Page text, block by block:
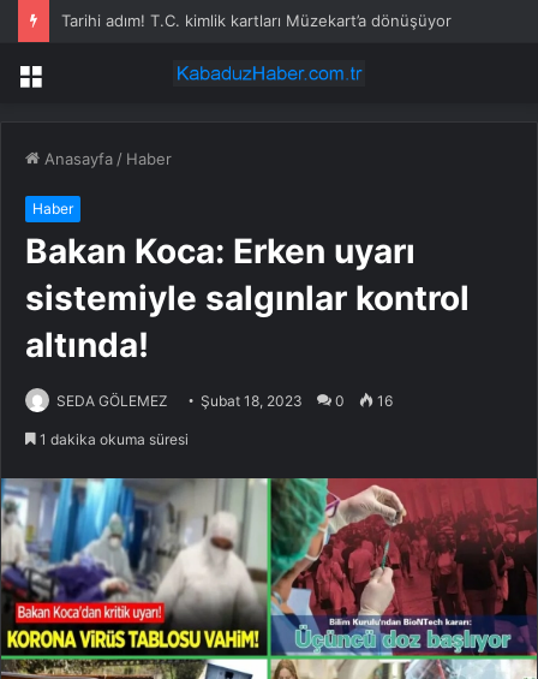
Parayı veren yeşil pasaportu alacak
Menü
Anasayfa / Haber
Haber
Bakan Koca: Erken uyarı
sistemiyle salgınlar kontrol
altında!
SEDA GÖLEMEZ Şubat 18, 2023 0 16
1 dakika okuma süresi